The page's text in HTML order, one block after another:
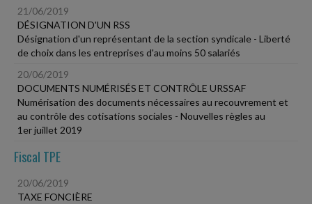
21/06/2019
DÉSIGNATION D'UN RSS
Désignation d'un représentant de la section syndicale - Liberté
de choix dans les entreprises d'au moins 50 salariés
20/06/2019
DOCUMENTS NUMÉRISÉS ET CONTRÔLE URSSAF
Numérisation des documents nécessaires au recouvrement et
au contrôle des cotisations sociales - Nouvelles règles au
1er juillet 2019
Fiscal TPE
20/06/2019
TAXE FONCIÈRE